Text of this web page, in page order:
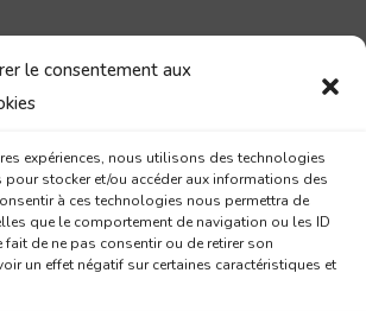
le consentement aux
expériences, nous utilisons des technologies
stocker et/ou accéder aux informations des
à ces technologies nous permettra de
que le comportement de navigation ou les ID
fait de ne pas consentir ou de retirer son
un effet négatif sur certaines caractéristiques et